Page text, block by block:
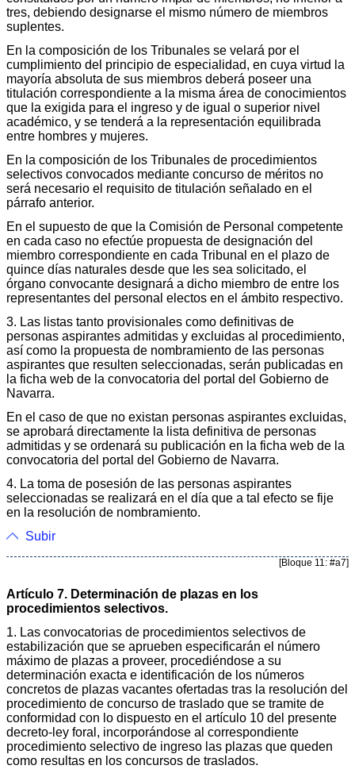
tres, debiendo designarse el mismo número de miembros
suplentes.
En la composición de los Tribunales se velará por el
cumplimiento del principio de especialidad, en cuya virtud la
mayoría absoluta de sus miembros deberá poseer una
titulación correspondiente a la misma área de conocimientos
que la exigida para el ingreso y de igual o superior nivel
académico, y se tenderá a la representación equilibrada
entre hombres y mujeres.
En la composición de los Tribunales de procedimientos
selectivos convocados mediante concurso de méritos no
será necesario el requisito de titulación señalado en el
párrafo anterior.
En el supuesto de que la Comisión de Personal competente
en cada caso no efectúe propuesta de designación del
miembro correspondiente en cada Tribunal en el plazo de
quince días naturales desde que les sea solicitado, el
órgano convocante designará a dicho miembro de entre los
representantes del personal electos en el ámbito respectivo.
3. Las listas tanto provisionales como definitivas de
personas aspirantes admitidas y excluidas al procedimiento,
así como la propuesta de nombramiento de las personas
aspirantes que resulten seleccionadas, serán publicadas en
la ficha web de la convocatoria del portal del Gobierno de
Navarra.
En el caso de que no existan personas aspirantes excluidas,
se aprobará directamente la lista definitiva de personas
admitidas y se ordenará su publicación en la ficha web de la
convocatoria del portal del Gobierno de Navarra.
4. La toma de posesión de las personas aspirantes
seleccionadas se realizará en el día que a tal efecto se fije
en la resolución de nombramiento.
Subir
[Bloque 11: #a7]
Artículo 7. Determinación de plazas en los
procedimientos selectivos.
1. Las convocatorias de procedimientos selectivos de
estabilización que se aprueben especificarán el número
máximo de plazas a proveer, procediéndose a su
determinación exacta e identificación de los números
concretos de plazas vacantes ofertadas tras la resolución del
procedimiento de concurso de traslado que se tramite de
conformidad con lo dispuesto en el artículo 10 del presente
decreto-ley foral, incorporándose al correspondiente
procedimiento selectivo de ingreso las plazas que queden
como resultas en los concursos de traslados.